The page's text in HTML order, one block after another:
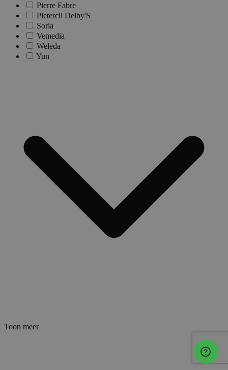
Pierre Fabre
Pietercil Delby'S
Soria
Vemedia
Weleda
Yun
Toon meer